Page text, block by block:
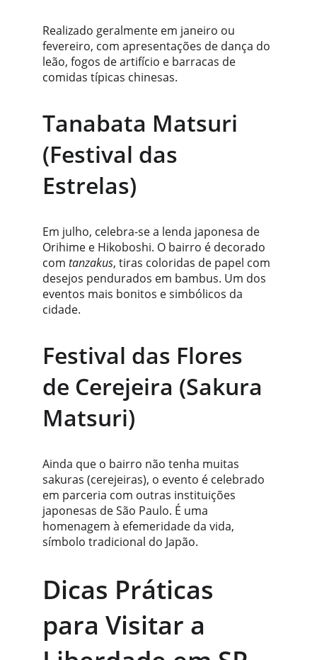
Realizado geralmente em janeiro ou
fevereiro, com apresentações de dança do
leão, fogos de artifício e barracas de
comidas típicas chinesas.
Tanabata Matsuri
(Festival das
Estrelas)
Em julho, celebra-se a lenda japonesa de
Orihime e Hikoboshi. O bairro é decorado
com tanzakus, tiras coloridas de papel com
desejos pendurados em bambus. Um dos
eventos mais bonitos e simbólicos da
cidade.
Festival das Flores
de Cerejeira (Sakura
Matsuri)
Ainda que o bairro não tenha muitas
sakuras (cerejeiras), o evento é celebrado
em parceria com outras instituições
japonesas de São Paulo. É uma
homenagem à efemeridade da vida,
símbolo tradicional do Japão.
Dicas Práticas
para Visitar a